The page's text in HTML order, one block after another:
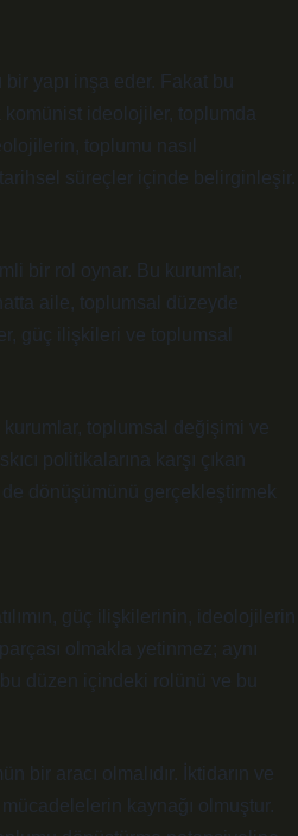
yapı inşa eder. Fakat bu
ideolojiler, toplumda
toplumu nasıl
süreçler içinde belirginleşir.
bir rol oynar. Bu kurumlar,
aile, toplumsal düzeyde
güç ilişkileri ve toplumsal
toplumsal değişimi ve
politikalarına karşı çıkan
dönüşümünü gerçekleştirmek
güç ilişkilerinin, ideolojilerin
olmakla yetinmez; aynı
düzen içindeki rolünü ve bu
bir aracı olmalıdır. İktidarın ve
kaynağı olmuştur.